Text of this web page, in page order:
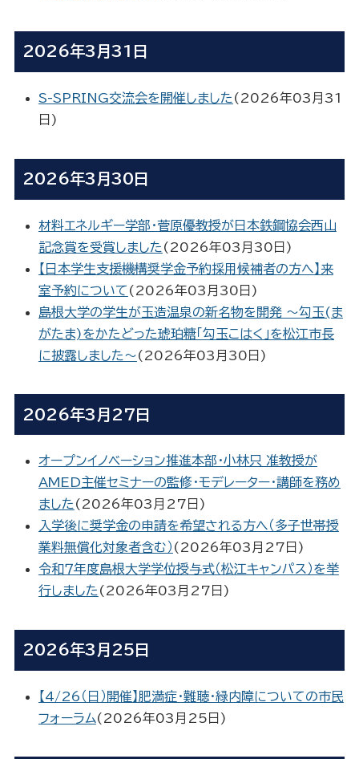
2026年3月31日
S-SPRING交流会を開催しました ( 2026年03月31
日 )
2026年3月30日
材料エネルギー学部・菅原優教授が日本鉄鋼協会西山
記念賞を受賞しました ( 2026年03月30日 )
【日本学生支援機構奨学金予約採用候補者の方へ】来
室予約について ( 2026年03月30日 )
島根大学の学生が玉造温泉の新名物を開発 ～勾玉(ま
がたま)をかたどった琥珀糖「勾玉こはく」を松江市長
に披露しました～( 2026年03月30日 )
2026年3月27日
オープンイノベーション推進本部・小林只 准教授が
AMED主催セミナーの監修・モデレーター・講師を務め
ました ( 2026年03月27日 )
入学後に奨学金の申請を希望される方へ（多子世帯授
業料無償化対象者含む） ( 2026年03月27日 )
令和７年度島根大学学位授与式（松江キャンパス）を挙
行しました ( 2026年03月27日 )
2026年3月25日
【4/26（日）開催】肥満症・難聴・緑内障についての市民
フォーラム( 2026年03月25日 )